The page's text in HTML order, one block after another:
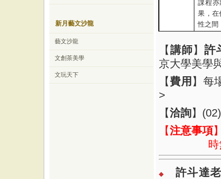
新月藝文沙龍
藝文沙龍
文創茶美學
文玩天下
課程
果，在
性之間
【講師】 許
京大學美學
【費用 】每
>
【洽詢】
【注意事項
◆
許斗達